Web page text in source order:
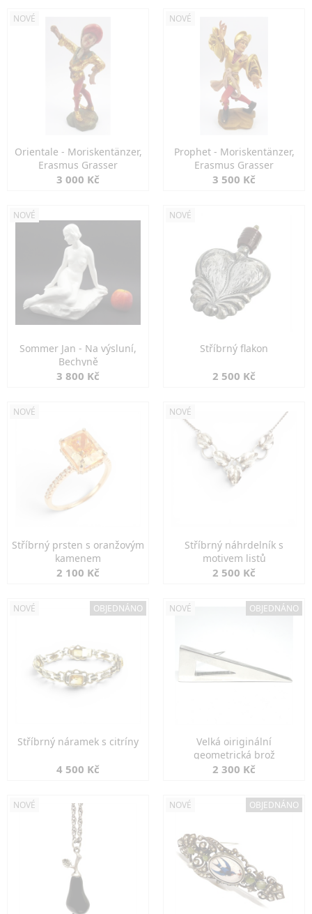
NOVÉ
Orientale - Moriskentänzer,
Erasmus Grasser
3 000 Kč
NOVÉ
Prophet - Moriskentänzer,
Erasmus Grasser
3 500 Kč
NOVÉ
Sommer Jan - Na výsluní,
Bechyně
3 800 Kč
NOVÉ
Stříbrný flakon
2 500 Kč
NOVÉ
Stříbrný prsten s oranžovým
kamenem
2 100 Kč
NOVÉ
Stříbrný náhrdelník s
motivem listů
2 500 Kč
NOVÉ OBJEDNÁNO
Stříbrný náramek s citríny
4 500 Kč
NOVÉ OBJEDNÁNO
Velká oiriginální
geometrická brož
2 300 Kč
NOVÉ NOVÉ OBJEDNÁNO